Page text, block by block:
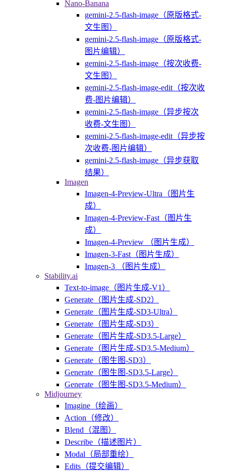
Nano-Banana
gemini-2.5-flash-image（原版格式-
文生图）
gemini-2.5-flash-image（原版格式-
图片编辑）
gemini-2.5-flash-image（按次收费-
文生图）
gemini-2.5-flash-image-edit（按次收
费-图片编辑）
gemini-2.5-flash-image（异步按次
收费-文生图）
gemini-2.5-flash-image-edit（异步按
次收费-图片编辑）
gemini-2.5-flash-image（异步获取
结果）
Imagen
Imagen-4-Preview-Ultra（图片生
成）
Imagen-4-Preview-Fast（图片生
成）
Imagen-4-Preview （图片生成）
Imagen-3-Fast（图片生成）
Imagen-3 （图片生成）
Stability.ai
Text-to-image（图片生成-V1）
Generate（图片生成-SD2）
Generate（图片生成-SD3-Ultra）
Generate（图片生成-SD3）
Generate（图片生成-SD3.5-Large）
Generate（图片生成-SD3.5-Medium）
Generate（图生图-SD3）
Generate（图生图-SD3.5-Large）
Generate（图生图-SD3.5-Medium）
Midjourney
Imagine（绘画）
Action（修改）
Blend（混图）
Describe（描述图片）
Modal（局部重绘）
Edits（提交编辑）